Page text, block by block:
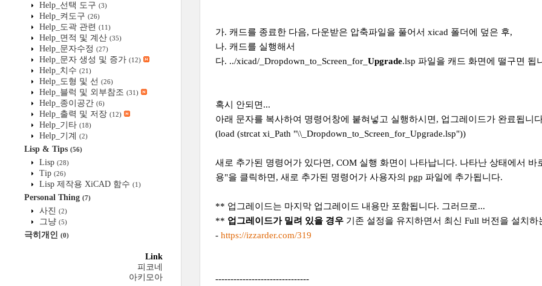
Help_선택 도구 (3)
Help_켜도구 (26)
Help_도곽 관련 (11)
Help_면적 및 계산 (35)
Help_문자수정 (27)
Help_문자 생성 및 증가 (12)
Help_치수 (21)
Help_도형 및 선 (26)
Help_블럭 및 외부참조 (31)
Help_종이공간 (6)
Help_출력 및 저장 (12)
Help_기타 (18)
Help_기계 (2)
Lisp & Tips (56)
Lisp (28)
Tip (26)
Lisp 제작용 XiCAD 함수 (1)
Personal Thing (7)
사진 (2)
그냥 (5)
극히개인 (0)
Link
피코네
아키모아
가. 캐드를 종료한 다음, 다운받은 압축파일을 풀어서 xicad 폴더에 덮은 후,
나. 캐드를 실행해서
다. ../xicad/_Dropdown_to_Screen_for_ Upgrade.lsp 파일을 캐드 화면에 떨구면 됩
혹시 안되면...
아래 문자를 복사하여 명령어창에 붙혀넣고 실행하시면, 업그레이드가 완료됩니
(load (strcat xi_Path "\\_Dropdown_to_Screen_for_Upgrade.lsp"))
새로 추가된 명령어가 있다면, COM 실행 화면이 나타납니다. 나타난 상태에서 바
용"을 클릭하면, 새로 추가된 명령어가 사용자의 pgp 파일에 추가됩니다.
** 업그레이드는 마지막 업그레이드 내용만 포함됩니다. 그러므로...
** 업그레이드가 밀려 있을 경우 기존 설정을 유지하면서 최신 Full 버전을 설치
- https://izzarder.com/319
-------------------------------